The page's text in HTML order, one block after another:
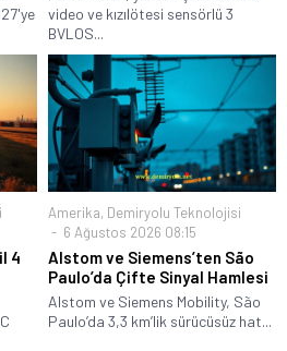
video ve kızılötesi sensörlü 3
BVLOS...
4
Amerika, Demiryolu Teknolojisi
6 Ağustos 2026 08:15
Alstom ve Siemens’ten São
Paulo’da Çifte Sinyal Hamlesi
Alstom ve Siemens Mobility, São
Paulo’da 3,3 km’lik sürücüsüz hat...